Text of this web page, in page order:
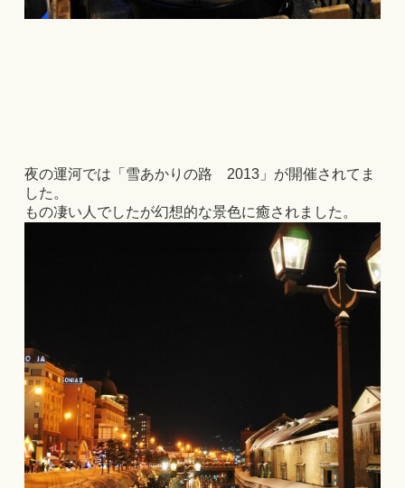
夜の運河では「雪あかりの路 2013」が開催されてま
した。
もの凄い人でしたが幻想的な景色に癒されました。